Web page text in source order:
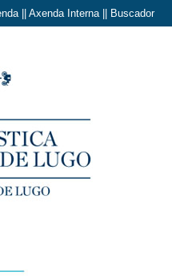
|| Axenda Interna|| Buscador